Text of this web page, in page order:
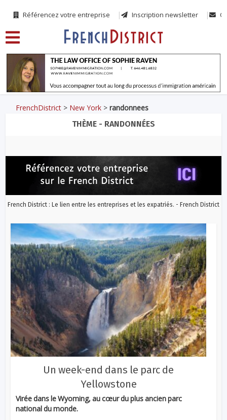
Référencez votre entreprise Inscription newsletter
FrenchDistrict > New York >randonnees
THÈME - RANDONNÉES
French District : Le lien entre les entreprises et les expatriés. - French District
Un week-end dans le parc de
Yellowstone
Virée dans le Wyoming, au cœur du plus ancien parc
national du monde.